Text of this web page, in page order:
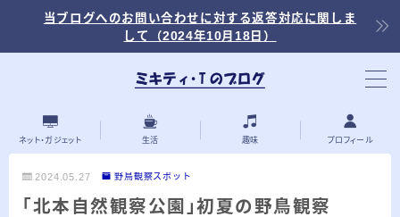
当ブログへのお問い合わせに対する返答対応に関しま
して（2024年10月18日）
ネット・ガジェット 生活 趣味 プロフィール
2024.05.27 野鳥観察スポット
「北本自然観察公園」初夏の野鳥観察